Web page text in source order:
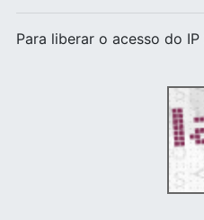
Para liberar o acesso do IP